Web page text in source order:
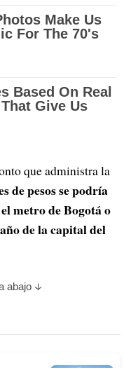
que administra la
de pesos se podría
metro de Bogotá o
de la capital del
abajo